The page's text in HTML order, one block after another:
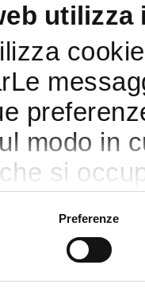
utilizza
modo in
si
utilizzo
Preferenze